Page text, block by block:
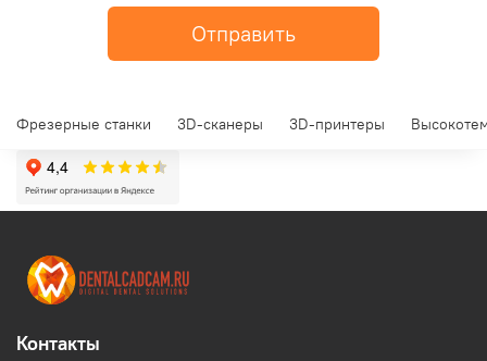
Отправить
Фрезерные станки 3D-сканеры 3D-принтеры
Контакты